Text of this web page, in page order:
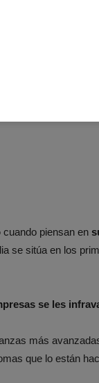
cuando piensan en
se sitúa en los
se les
más
que lo están